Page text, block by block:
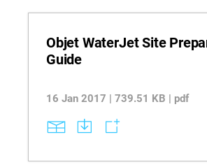
Objet WaterJet Site
Guide
16 Jan 2017 | 739.51 KB | pdf